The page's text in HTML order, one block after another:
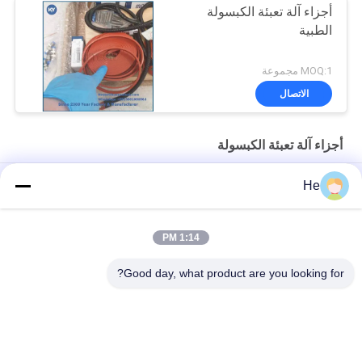
أجزاء آلة تعبئة الكبسولة
الطبية
MOQ:1 مجموعة
الاتصال
أجزاء آلة تعبئة الكبسولة
إسفين حقن / كبسولة كبسولة ملء آلة أجزاء قوالب يموت لفة إسفين
الأدوات
He
1:14 PM
Good day, what product are you looking for?